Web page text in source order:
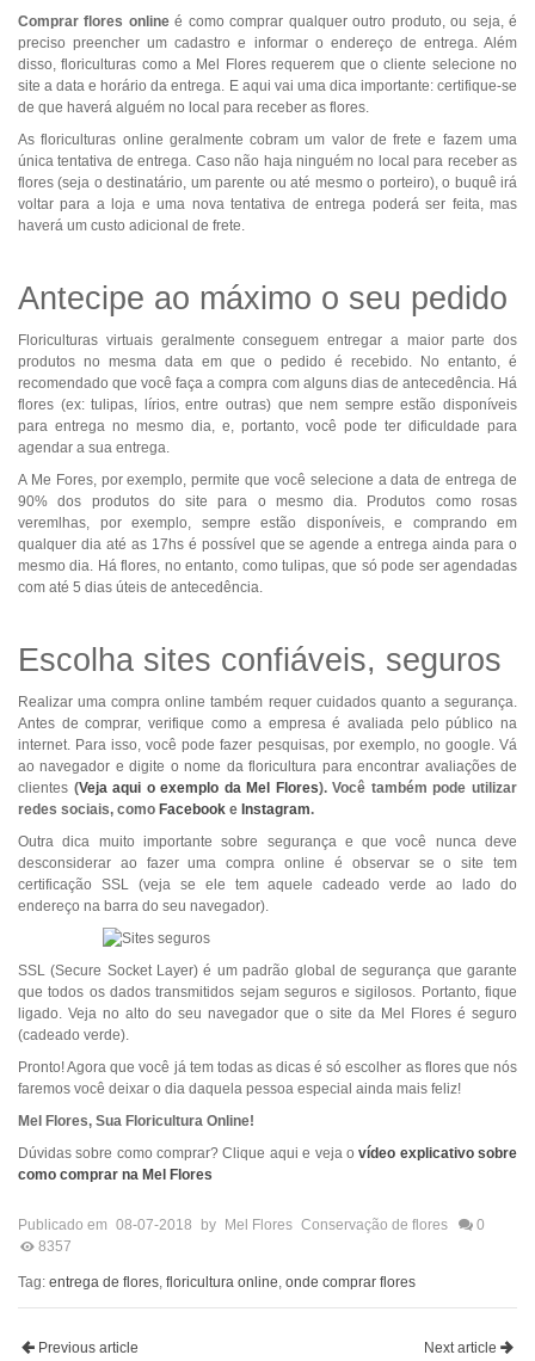
Comprar flores onlineé como comprar qualquer outro produto, ou seja, é
preciso preencher um cadastro e informar o endereço de entrega. Além
disso, floriculturas como a Mel Flores requerem que o cliente selecione no
site a data e horário da entrega. E aqui vai uma dica importante: certifique-se
de que haverá alguém no local para receber as flores.
As floriculturas online geralmente cobram um valor de frete e fazem uma
única tentativa de entrega. Caso não haja ninguém no local para receber as
flores (seja o destinatário, um parente ou até mesmo o porteiro), o buquê irá
voltar para a loja e uma nova tentativa de entrega poderá ser feita, mas
haverá um custo adicional de frete.
Antecipe ao máximo o seu pedido
Floriculturas virtuais geralmente conseguem entregar a maior parte dos
produtos no mesma data em que o pedido é recebido. No entanto, é
recomendado que você faça a compra com alguns dias de antecedência. Há
flores (ex: tulipas, lírios, entre outras) que nem sempre estão disponíveis
para entrega no mesmo dia, e, portanto, você pode ter dificuldade para
agendar a sua entrega.
A Me Fores, por exemplo, permite que você selecione a data de entrega de
90% dos produtos do site para o mesmo dia. Produtos como rosas
veremlhas, por exemplo, sempre estão disponíveis, e comprando em
qualquer dia até as 17hs é possível que se agende a entrega ainda para o
mesmo dia. Há flores, no entanto, como tulipas, que só pode ser agendadas
com até 5 dias úteis de antecedência.
Escolha sites confiáveis, seguros
Realizar uma compra online também requer cuidados quanto a segurança.
Antes de comprar, verifique como a empresa é avaliada pelo público na
internet. Para isso, você pode fazer pesquisas, por exemplo, no google. Vá
ao navegador e digite o nome da floricultura para encontrar avaliações de
clientes (Veja aqui o exemplo da Mel Flores). Você também pode utilizar
redes sociais, como Facebook e Instagram.
Outra dica muito importante sobre segurança e que você nunca deve
desconsiderar ao fazer uma compra online é observar se o site tem
certificação SSL (veja se ele tem aquele cadeado verde ao lado do
endereço na barra do seu navegador).
SSL (Secure Socket Layer) é um padrão global de segurança que garante
que todos os dados transmitidos sejam seguros e sigilosos. Portanto, fique
ligado. Veja no alto do seu navegador que o site da Mel Flores é seguro
(cadeado verde).
Pronto! Agora que você já tem todas as dicas é só escolher as flores que nós
faremos você deixar o dia daquela pessoa especial ainda mais feliz!
Mel Flores, Sua Floricultura Online!
Dúvidas sobre como comprar? Clique aqui e veja ovídeo explicativo sobre
como comprar na Mel Flores
Publicado em 08-07-2018 by Mel Flores Conservação de flores
0
8357
Tag: entrega de flores, floricultura online, onde comprar flores
Previous article Next article